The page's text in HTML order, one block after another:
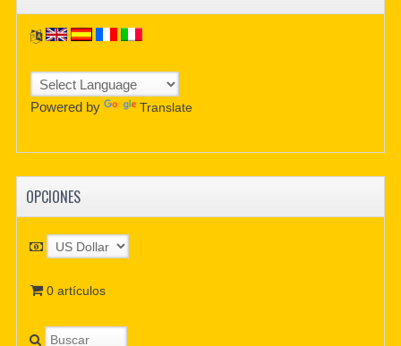
Powered by Translate
OPCIONES
0 artículos